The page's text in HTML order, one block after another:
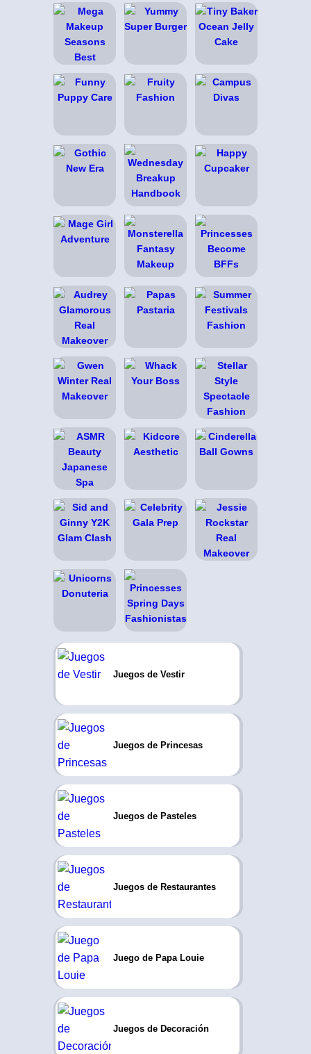
Juegos de Vestir
Juegos de Princesas
Juegos de Pasteles
Juegos de Restaurantes
Juego de Papa Louie
Juegos de Decoración